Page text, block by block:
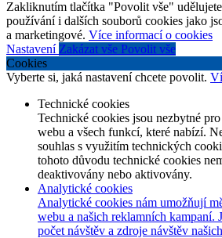
Zakliknutím tlačítka "Povolit vše"
používání i dalších souborů cookies jako
a marketingové. Více informací o cookies
Nastavení Zakázat vše Povolit vše
Cookies
Vyberte si, jaká nastavení chcete povolit.
Technické cookies
Technické cookies jsou nezbytné
webu a všech funkcí, které nabízí.
souhlas s využitím technických
tohoto důvodu technické cookies
deaktivovány nebo aktivovány.
Analytické cookies
Analytické cookies nám umožňují
webu a našich reklamních kampaní.
počet návštěv a zdroje návštěv